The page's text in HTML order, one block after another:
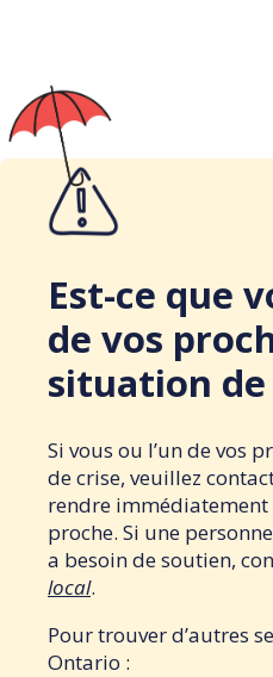
Est-ce que
de vos
situation de
Si vous ou l’un de vos
de crise, veuillez
rendre immédiatement
proche. Si une
a besoin de soutien,
local.
Pour trouver d’autres
Ontario :